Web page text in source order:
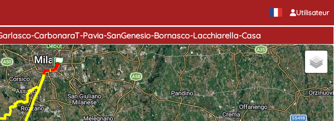
Utilisateur
CarbonaraT-Pavia-SanGenesio-Bornasco-Lacchiarella-Casa
Début
Fin